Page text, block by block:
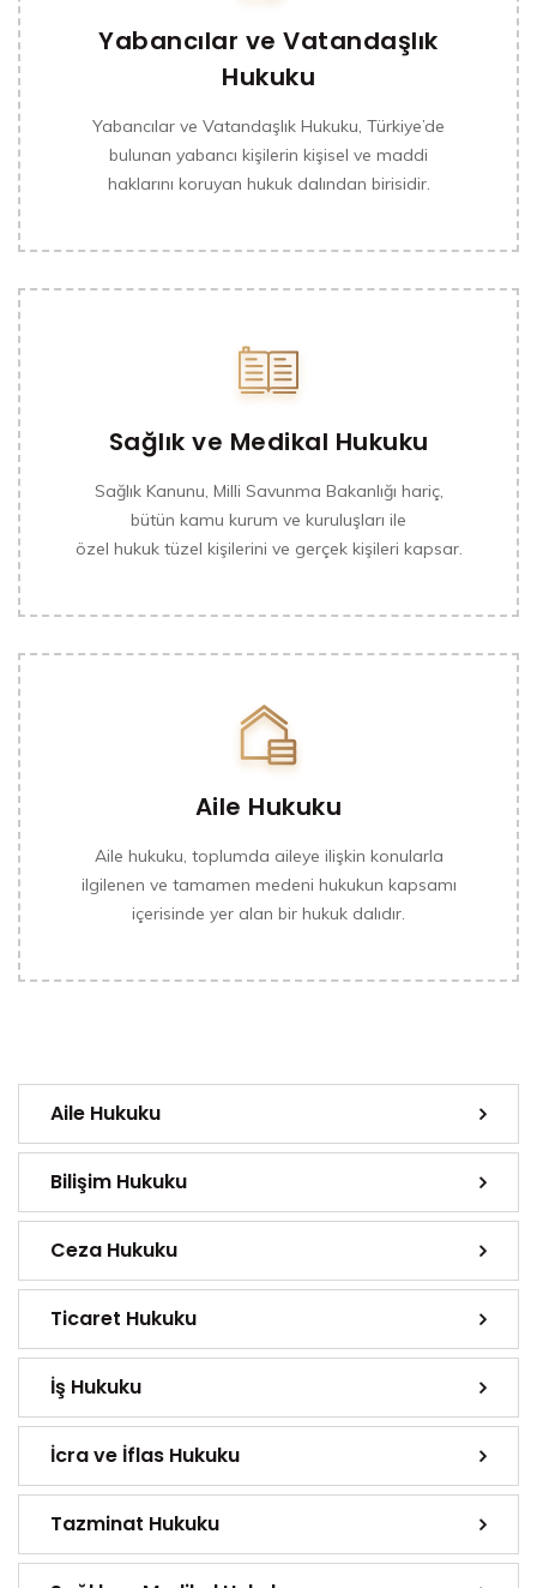
Yabancılar ve Vatandaşlık
Hukuku
Yabancılar ve Vatandaşlık Hukuku, Türkiye’de
bulunan yabancı kişilerin kişisel ve maddi
haklarını koruyan hukuk dalından birisidir.
Sağlık ve Medikal Hukuku
Sağlık Kanunu, Milli Savunma Bakanlığı hariç,
bütün kamu kurum ve kuruluşları ile
özel hukuk tüzel kişilerini ve gerçek kişileri kapsar.
Aile Hukuku
Aile hukuku, toplumda aileye ilişkin konularla
ilgilenen ve tamamen medeni hukukun kapsamı
içerisinde yer alan bir hukuk dalıdır.
Aile Hukuku
Bilişim Hukuku
Ceza Hukuku
Ticaret Hukuku
İş Hukuku
İcra ve İflas Hukuku
Tazminat Hukuku